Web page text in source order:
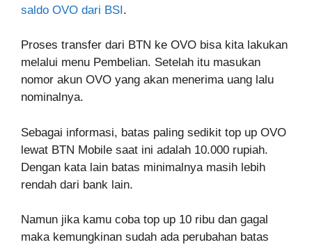
saldo OVO dari BSI.
Proses transfer dari BTN ke OVO bisa kita lakukan
melalui menu Pembelian. Setelah itu masukan
nomor akun OVO yang akan menerima uang lalu
nominalnya.
Sebagai informasi, batas paling sedikit top up OVO
lewat BTN Mobile saat ini adalah 10.000 rupiah.
Dengan kata lain batas minimalnya masih lebih
rendah dari bank lain.
Namun jika kamu coba top up 10 ribu dan gagal
maka kemungkinan sudah ada perubahan batas